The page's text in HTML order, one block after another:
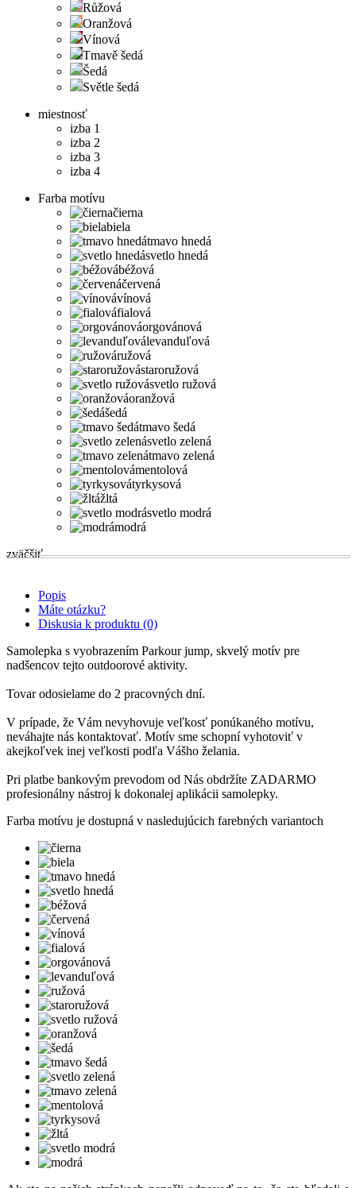
Růžová
Oranžová
Vínová
Tmavě šedá
Šedá
Světle šedá
miestnosť
izba 1
izba 2
izba 3
izba 4
Farba motívu
čierna
biela
tmavo hnedá
svetlo hnedá
béžová
červená
vínová
fialová
orgovánová
levanduľová
ružová
staroružová
svetlo ružová
oranžová
šedá
tmavo šedá
svetlo zelená
tmavo zelená
mentolová
tyrkysová
žltá
svetlo modrá
modrá
zväčšiť
Popis
Máte otázku?
Diskusia k produktu (0)
Samolepka s vyobrazením Parkour jump, skvelý motív pre
nadšencov tejto outdoorové aktivity.
Tovar odosielame do 2 pracovných dní.
V prípade, že Vám nevyhovuje veľkosť ponúkaného motívu,
neváhajte nás kontaktovať. Motív sme schopní vyhotoviť v
akejkoľvek inej veľkosti podľa Vášho želania.
Pri platbe bankovým prevodom od Nás obdržíte ZADARMO
profesionálny nástroj k dokonalej aplikácii samolepky.
Farba motívu je dostupná v nasledujúcich farebných variantoch